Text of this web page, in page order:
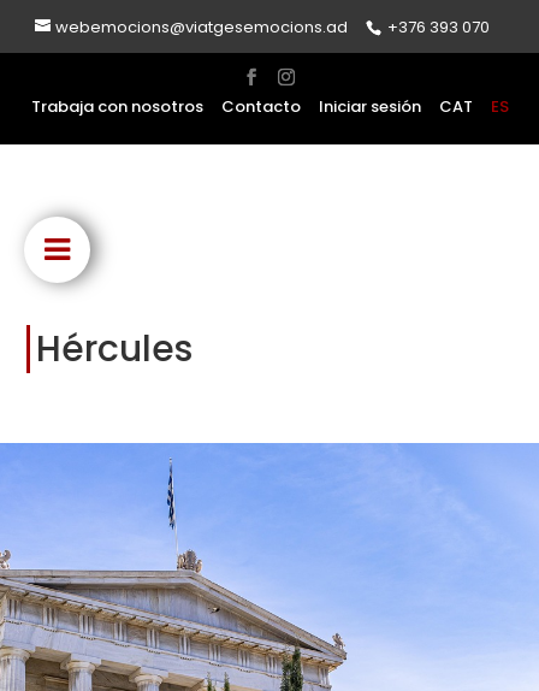
webemocions@viatgesemocions.ad +376 393 070
Trabaja con nosotros Contacto Iniciar sesión CAT ES
Hércules